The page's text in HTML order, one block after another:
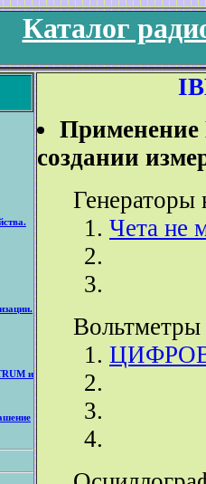
Каталог
и
создании
Генераторы
Чета не
Вольтметры